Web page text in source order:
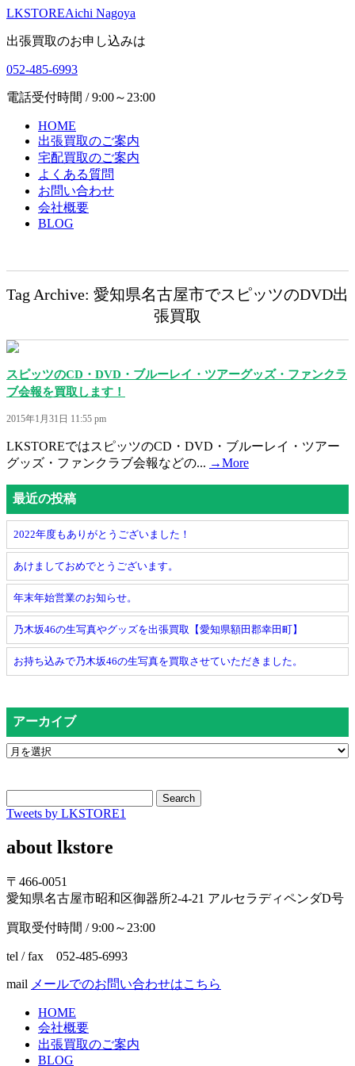
LKSTOREAichi Nagoya
出張買取のお申し込みは
052-485-6993
電話受付時間 / 9:00～23:00
HOME
出張買取のご案内
宅配買取のご案内
よくある質問
お問い合わせ
会社概要
BLOG
Tag Archive: 愛知県名古屋市でスピッツのDVD出
張買取
スピッツのCD・DVD・ブルーレイ・ツアーグッズ・ファンクラ
ブ会報を買取します！
2015年1月31日 11:55 pm
LKSTOREではスピッツのCD・DVD・ブルーレイ・ツアー
グッズ・ファンクラブ会報などの... →More
最近の投稿
2022年度もありがとうございました！
あけましておめでとうございます。
年末年始営業のお知らせ。
乃木坂46の生写真やグッズを出張買取【愛知県額田郡幸田町】
お持ち込みで乃木坂46の生写真を買取させていただきました。
アーカイブ
Search
Tweets by LKSTORE1
about lkstore
〒466-0051
愛知県名古屋市昭和区御器所2-4-21 アルセラディペンダD号
買取受付時間 / 9:00～23:00
tel / fax 052-485-6993
mail メールでのお問い合わせはこちら
HOME
会社概要
出張買取のご案内
BLOG